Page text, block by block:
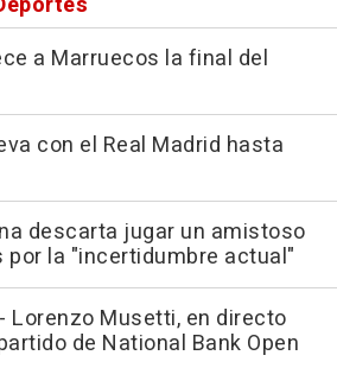
a Marruecos la final del
con el Real Madrid hasta
descarta jugar un amistoso
por la "incertidumbre actual"
Lorenzo Musetti, en directo
de National Bank Open